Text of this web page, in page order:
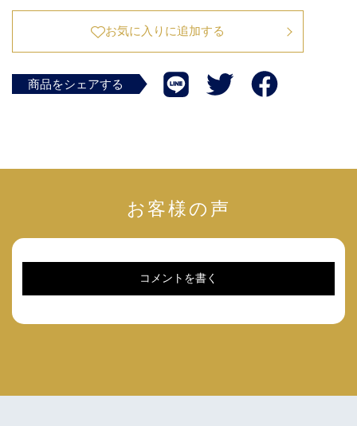
お気に入りに追加する
商品をシェアする
お客様の声
コメントを書く